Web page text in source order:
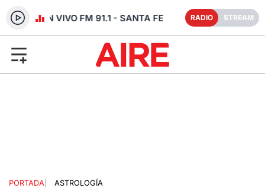
RADIO EN VIVO FM 91.1 - SANTA FE RADIO STREAM
PORTADA
ASTROLOGÍA